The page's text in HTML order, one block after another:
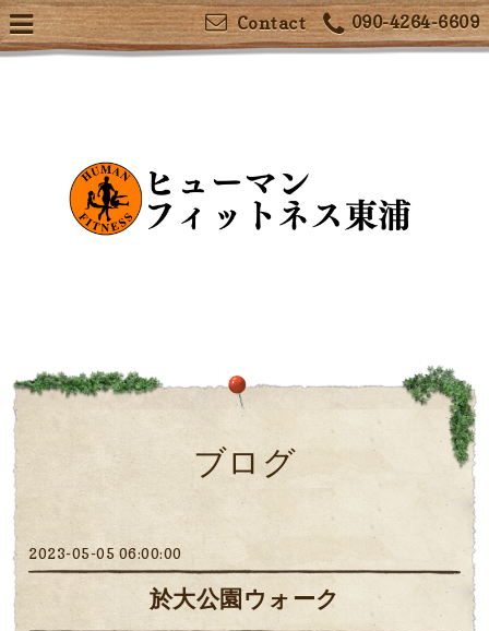
090-4264-6609
Contact
ブログ
2023-05-05 06:00:00
於大公園ウォーク